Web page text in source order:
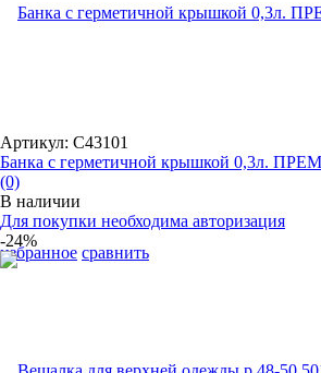
избранное сравнить
Артикул: С43101
Банка с герметичной крышкой 0,3л.
(0)
В наличии
Для покупки необходима авторизация
-24%